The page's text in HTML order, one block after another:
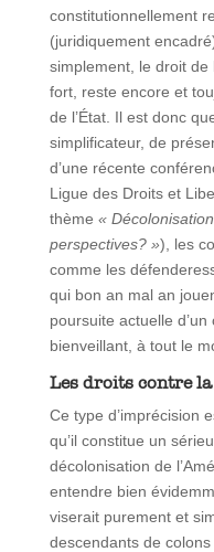
constitutionnellement
(juridiquement
simplement, le droit de
fort, reste encore et
de l’État. Il est donc
simplificateur, de
d’une récente
Ligue des Droits et
thème «
perspectives? »), les
comme les
qui bon an mal an
poursuite actuelle
bienveillant, à tout le
Les droits contre
Ce type d’imprécision
qu’il constitue un
décolonisation de
entendre bien
viserait purement et
descendants de